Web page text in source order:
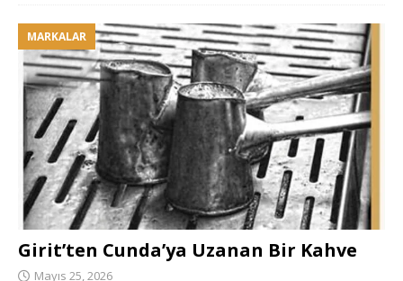
MARKALAR
Girit’ten Cunda’ya Uzanan Bir Kahve
Mayıs 25, 2026